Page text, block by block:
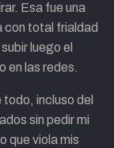
Esa fue una
con total frialdad
luego el
en las redes.
incluso del
sin pedir mi
que viola mis